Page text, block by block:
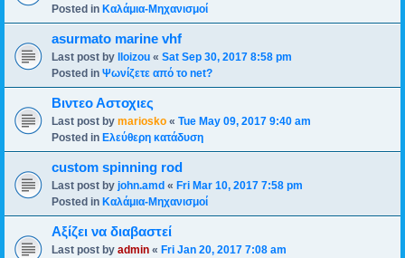
Posted in Καλάμια-Mηχανισμoί
asurmato marine vhf
Last post by lloizou « Sat Sep 30, 2017 8:58 pm
Posted in Ψωνίζετε από το net?
Βιντεο Αστοχιες
Last post by mariosko « Tue May 09, 2017 9:40 am
Posted in Ελεύθερη κατάδυση
custom spinning rod
Last post by john.amd « Fri Mar 10, 2017 7:58 pm
Posted in Καλάμια-Mηχανισμoί
Αξίζει να διαβαστεί
Last post by admin « Fri Jan 20, 2017 7:08 am